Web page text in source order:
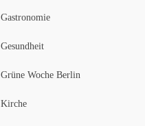
Gastronomie
Gesundheit
Grüne Woche Berlin
Kirche